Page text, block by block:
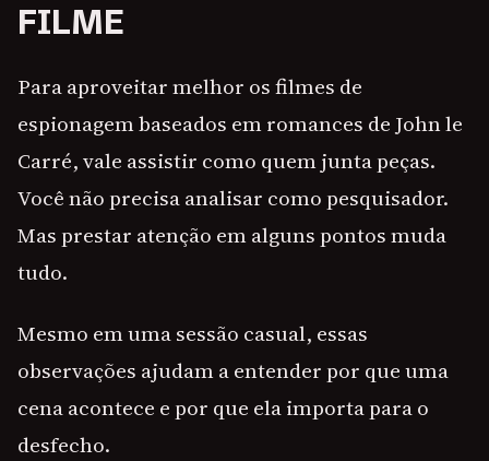
FILME
Para aproveitar melhor os filmes de
espionagem baseados em romances de John le
Carré, vale assistir como quem junta peças.
Você não precisa analisar como pesquisador.
Mas prestar atenção em alguns pontos muda
tudo.
Mesmo em uma sessão casual, essas
observações ajudam a entender por que uma
cena acontece e por que ela importa para o
desfecho.